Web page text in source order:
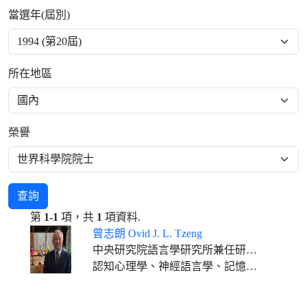
當選年(屆別)
所在地區
榮譽
查詢
第 1-1 項，共 1 項資料.
曾志朗 Ovid J. L. Tzeng
中央研究院語言學研究所兼任研究員
認知心理學、神經語言學、記憶、閱讀歷程及注意